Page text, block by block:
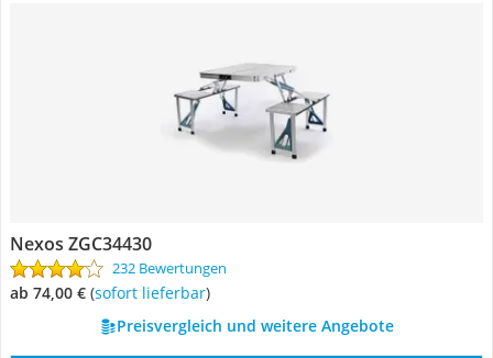
Nexos ZGC34430
232 Bewertungen
ab 74,00 € ( Sofort lieferbar)
Preisvergleich und weitere Angebote